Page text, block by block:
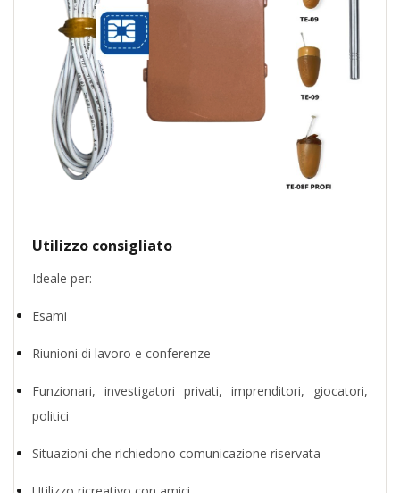
Utilizzo consigliato
Ideale per:
Esami
Riunioni di lavoro e conferenze
Funzionari, investigatori privati, imprenditori, giocatori,
politici
Situazioni che richiedono comunicazione riservata